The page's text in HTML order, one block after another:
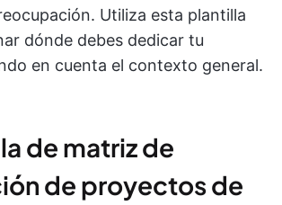
Utiliza esta plantilla
dónde debes dedicar tu
en cuenta el contexto general.
de matriz de
de proyectos de